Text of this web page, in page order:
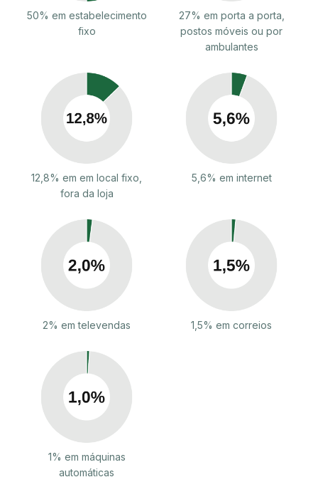
50% em estabelecimento
fixo
27% em porta a porta,
postos móveis ou por
ambulantes
12,8% em em local fixo,
fora da loja
5,6% em internet
2% em televendas 1,5% em correios
1% em máquinas
automáticas